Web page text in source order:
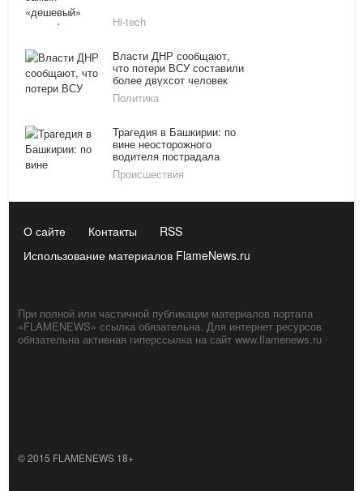
Hi-tech
Власти ДНР сообщают,
что потери ВСУ составили
более двухсот человек
Политика
Трагедия в Башкирии: по
вине неосторожного
водителя пострадала
девочка 4 лет
Происшествия
О сайте Контакты
RSS
Использование материалов FlameNews.ru
При полной или частичной публикации материалов портала
«FLAMENEWS» ссылка обязательна. Для интернет ресурсов
обязательна активная гиперссылка на сайт www.flamenews.ru
© 2015 FLAMENEWS 18+